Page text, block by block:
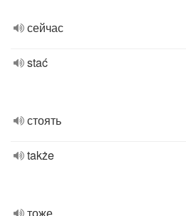
сейчас
stać
стоять
także